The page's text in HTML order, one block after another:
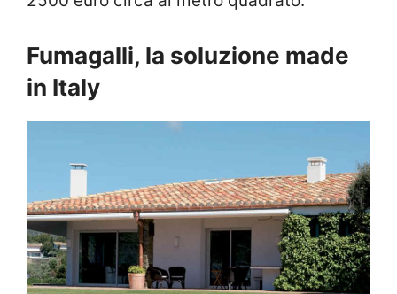
Fumagalli, la soluzione made
in Italy